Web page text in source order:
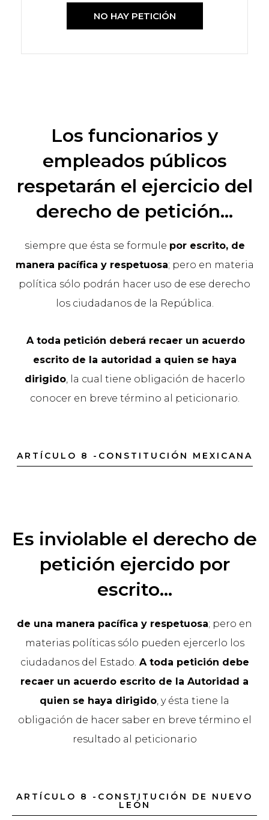
NO HAY PETICIÓN
Los funcionarios y
empleados públicos
respetarán el ejercicio del
derecho de petición...
siempre que ésta se formule por escrito, de
manera pacífica y respetuosa; pero en materia
política sólo podrán hacer uso de ese derecho
los ciudadanos de la República.
A toda petición deberá recaer un acuerdo
escrito de la autoridad a quien se haya
dirigido, la cual tiene obligación de hacerlo
conocer en breve término al peticionario.
ARTÍCULO 8 -CONSTITUCIÓN MEXICANA
Es inviolable el derecho de
petición ejercido por
escrito...
de una manera pacífica y respetuosa; pero en
materias políticas sólo pueden ejercerlo los
ciudadanos del Estado. A toda petición debe
recaer un acuerdo escrito de la Autoridad a
quien se haya dirigido, y ésta tiene la
obligación de hacer saber en breve término el
resultado al peticionario
ARTÍCULO 8 -CONSTITUCIÓN DE NUEVO
LEÓN